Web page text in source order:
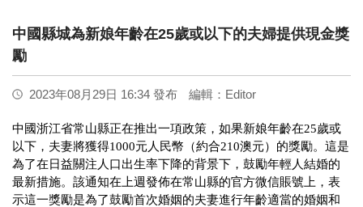
中國縣城為新娘年齡在25歲或以下的夫婦提供現金獎
勵
2023年08月29日 16:34 發布 編輯：Editor
中國浙江省常山縣正在推出一項政策，如果新娘年齡在25歲或
以下，夫妻將獲得1000元人民幣（約合210澳元）的獎勵。這是
為了在日益關注人口出生率下降的背景下，鼓勵年輕人結婚的
最新措施。該通知在上週發佈在常山縣的官方微信賬號上，表
示這一獎勵是為了鼓勵首次婚姻的夫妻進行年齡適當的婚姻和